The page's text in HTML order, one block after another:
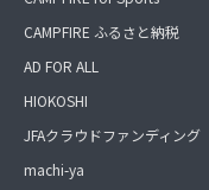
CAMPFIRE ふるさと納税
AD FOR ALL
HIOKOSHI
JFAクラウドファンディング
machi-ya